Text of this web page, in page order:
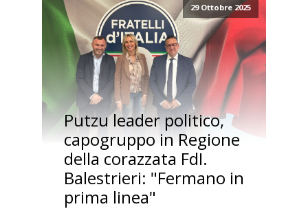
29 Ottobre 2025
Putzu leader politico,
capogruppo in Regione
della corazzata FdI.
Balestrieri: "Fermano in
prima linea"